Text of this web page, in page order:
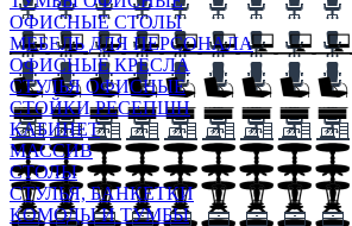
ОФИСНЫЕ СТОЛЫ
МЕБЕЛЬ ДЛЯ ПЕРСОНАЛА
ОФИСНЫЕ КРЕСЛА
СТУЛЬЯ ОФИСНЫЕ
СТОЙКИ РЕСЕПШН
КАБИНЕТ
МАССИВ
СТОЛЫ
СТУЛЬЯ, БАНКЕТКИ
КОМОДЫ И ТУМБЫ